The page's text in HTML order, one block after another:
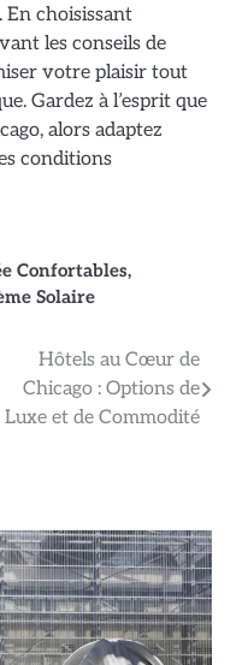
choisissant
les conseils de
votre plaisir tout
Gardez à l’esprit que
alors adaptez
conditions
Confortables,
Solaire
Hôtels au Cœur de
Chicago : Options de
Luxe et de Commodité